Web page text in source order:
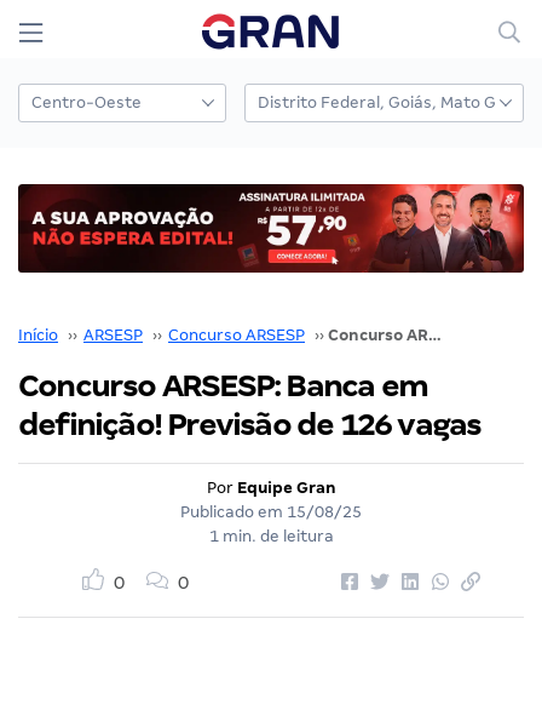
Início ›› ARSESP ›› Concurso ARSESP ›› Concurso ARSESP: Banca em definição! Previsão de 126 vagas
Concurso ARSESP: Banca em
definição! Previsão de 126 vagas
Por Equipe Gran
Publicado em 15/08/25
1 min. de leitura
0 0